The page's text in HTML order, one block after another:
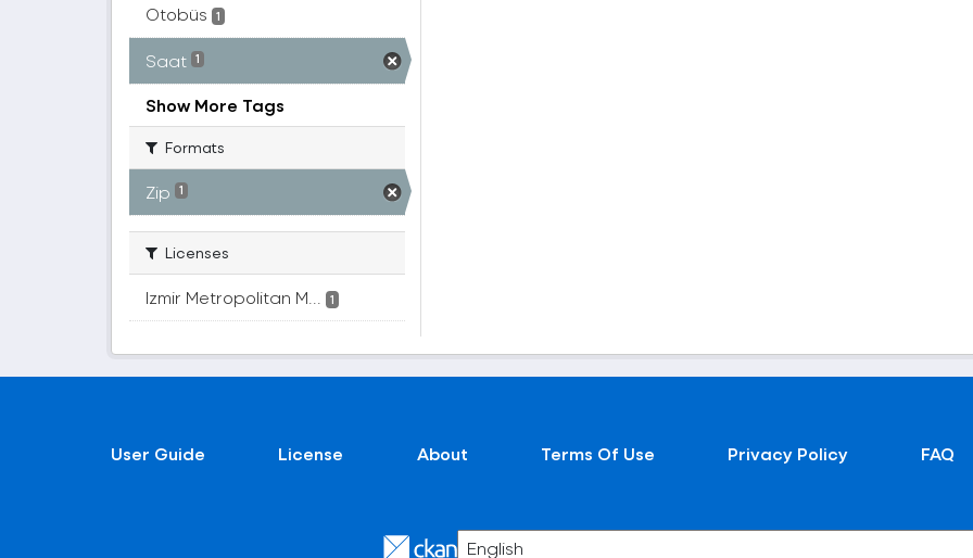
Otobüs 1
Saat 1
Show More Tags
Formats
Zip 1
Licenses
Izmir Metropolitan M... 1
User Guide License About Terms Of Use Privacy Policy FAQ